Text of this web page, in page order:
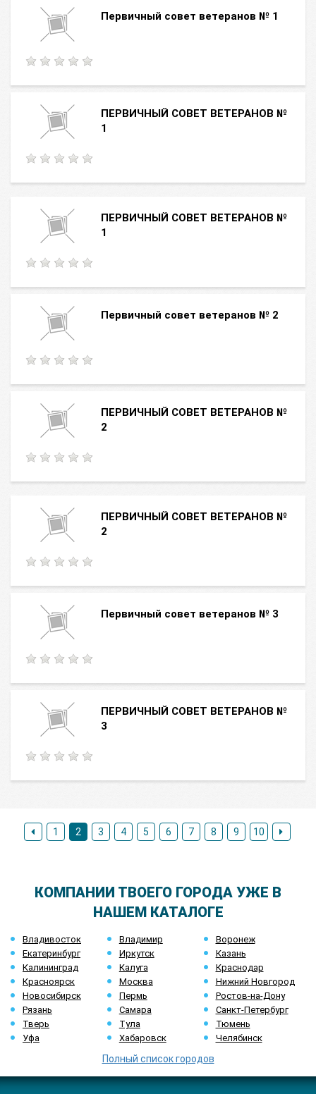
Первичный совет ветеранов № 1
ПЕРВИЧНЫЙ СОВЕТ ВЕТЕРАНОВ №
1
ПЕРВИЧНЫЙ СОВЕТ ВЕТЕРАНОВ №
1
Первичный совет ветеранов № 2
ПЕРВИЧНЫЙ СОВЕТ ВЕТЕРАНОВ №
2
ПЕРВИЧНЫЙ СОВЕТ ВЕТЕРАНОВ №
2
Первичный совет ветеранов № 3
ПЕРВИЧНЫЙ СОВЕТ ВЕТЕРАНОВ №
3
1 2 3 4 5 6 7 8 9 10
КОМПАНИИ ТВОЕГО ГОРОДА УЖЕ В
НАШЕМ КАТАЛОГЕ
Владивосток Владимир
Воронеж
Екатеринбург
Иркутск
Казань
Калининград
Калуга
Краснодар
Красноярск
Москва
Нижний Новгород
Новосибирск
Пермь
Ростов-на-Дону
Рязань
Самара
Санкт-Петербург
Тверь
Тула
Тюмень
Уфа
Хабаровск Челябинск
Полный список городов